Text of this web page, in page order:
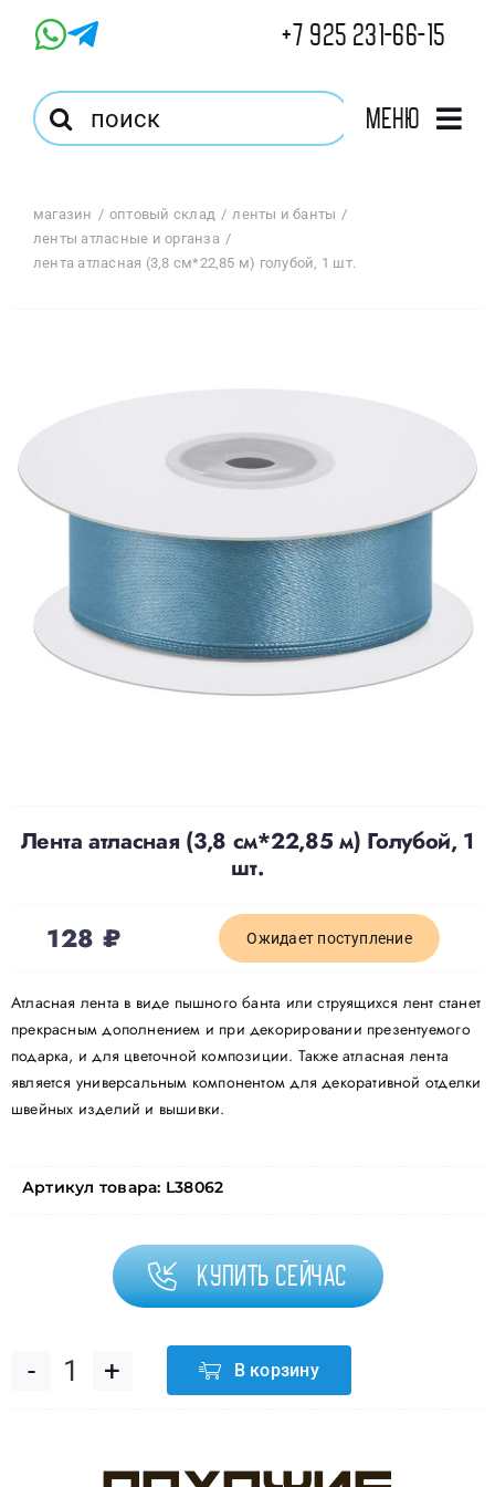
+7 925 231-66-15
Результат
поиска:
Меню
Магазин
Доставка
О нас
Политика конфиденциальности
магазин оптовый склад
ленты и банты
ленты атласные и органза
лента атласная (3,8 см*22,85 м) голубой, 1 шт.
Лента атласная (3,8 см*22,85 м) Голубой, 1
шт.
128 ₽ Ожидает поступление
Атласная лента в виде пышного банта или струящихся лент станет
прекрасным дополнением и при декорировании презентуемого
подарка, и для цветочной композиции. Также атласная лента
является универсальным компонентом для декоративной отделки
швейных изделий и вышивки.
Артикул товара: L38062
Купить сейчас
Количество
В корзину